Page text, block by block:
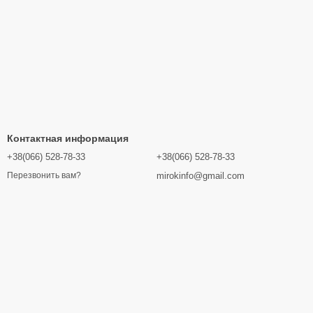
Контактная информация
+38(066) 528-78-33
Перезвонить вам?
+38(066) 528-78-33
mirokinfo@gmail.com